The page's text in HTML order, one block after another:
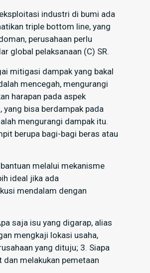
industri di bumi ada
triple bottom line, yang
perusahaan perlu
global pelaksanaan (C) SR.
mitigasi dampak yang bakal
mencegah, mengurangi
harapan pada aspek
bisa berdampak pada
mengurangi dampak itu.
berupa bagi-bagi beras atau
melalui mekanisme
ideal jika ada
mendalam dengan
saja isu yang digarap, alias
mengkaji lokasi usaha,
yang dituju; 3. Siapa
melakukan pemetaan